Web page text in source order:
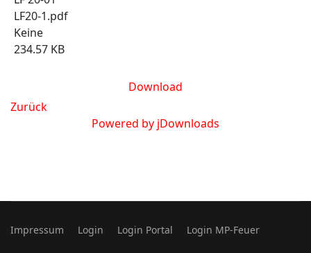
LF20-1.pdf
Keine
234.57 KB
Download
Zurück
Powered by jDownloads
Impressum Login Login Portal Login MP-Feuer